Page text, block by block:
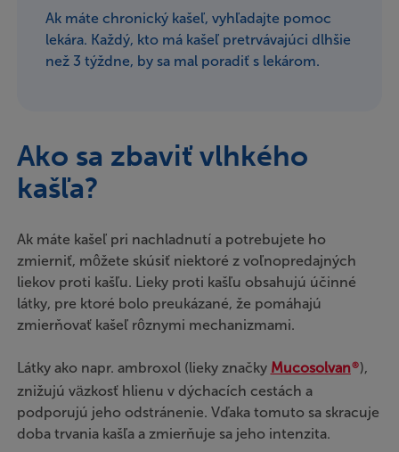
Ak máte chronický kašeľ, vyhľadajte pomoc
lekára. Každý, kto má kašeľ pretrvávajúci dlhšie
než 3 týždne, by sa mal poradiť s lekárom.
Ako sa zbaviť vlhkého
kašľa?
Ak máte kašeľ pri nachladnutí a potrebujete ho
zmierniť, môžete skúsiť niektoré z voľnopredajných
liekov proti kašľu. Lieky proti kašľu obsahujú účinné
látky, pre ktoré bolo preukázané, že pomáhajú
zmierňovať kašeľ rôznymi mechanizmami.
Látky ako napr. ambroxol (lieky značky Mucosolvan®),
znižujú väzkosť hlienu v dýchacích cestách a
podporujú jeho odstránenie. Vďaka tomuto sa skracuje
doba trvania kašľa a zmierňuje sa jeho intenzita.